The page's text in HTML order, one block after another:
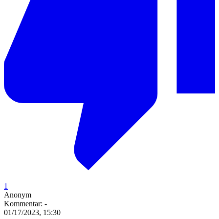
1
Anonym
Kommentar: -
01/17/2023, 15:30